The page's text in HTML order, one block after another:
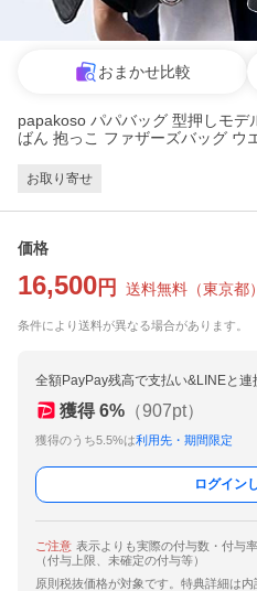
おまかせ比較
papakoso パパバッグ 型押しモ
ばん 抱っこ ファザーズバッグ ウ
お取り寄せ
価格
16,500 円 送料無料 （東京都）
条件により送料が異なる場合があります。
全額PayPay残高で支払い&LINEと連
獲得 6% （907pt）
獲得のうち5.5%は利用先・期間限定
ログイン
ご注意 表示よりも実際の付与数・付与
（付与上限、未確定の付与等）
原則税抜価格が対象です。特典詳細は内